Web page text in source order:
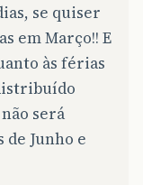
se quiser
em Março!! E
às férias
será
Junho e